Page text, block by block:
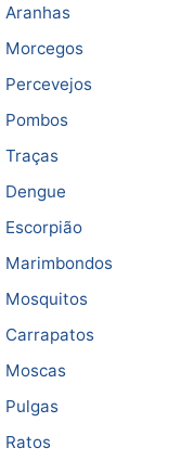
Aranhas
Morcegos
Percevejos
Pombos
Traças
Dengue
Escorpião
Marimbondos
Mosquitos
Carrapatos
Moscas
Pulgas
Ratos